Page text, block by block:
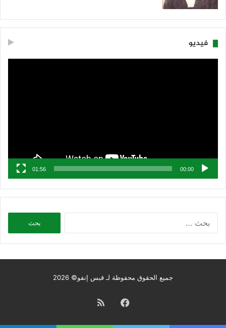
فيديو
00:00
01:56
جميع الحقوق محفوظة لـ قبس إنفو© 2026
فيسبوكملخص